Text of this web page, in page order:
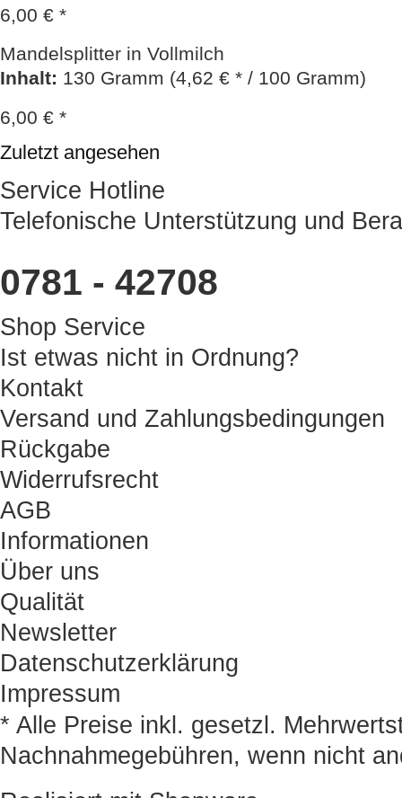
6,00 € *
Mandelsplitter in Vollmilch
Inhalt: 130 Gramm (4,62 € * / 100 Gramm)
6,00 € *
Zuletzt angesehen
Service Hotline
Telefonische Unterstützung und
0781 - 42708
Shop Service
Ist etwas nicht in Ordnung?
Kontakt
Versand und Zahlungsbedingungen
Rückgabe
Widerrufsrecht
AGB
Informationen
Über uns
Qualität
Newsletter
Datenschutzerklärung
Impressum
* Alle Preise inkl. gesetzl.
Nachnahmegebühren, wenn nicht